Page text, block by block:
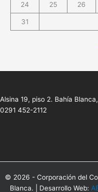
24 25 26
31
Alsina 19, piso 2. Bahía
0291 452-2112
© 2026 - Corporación del
Blanca. | Desarrollo Web: